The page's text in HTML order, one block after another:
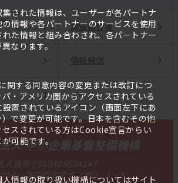
集された情報は、ユーザーが各パートナ
情報や各パートナーのサービスを使用
れた情報と組み合わされ、各パートナー
なります。
関する同意内容の変更または改訂につ
・アメリカ圏からアクセスされている
置されているアイコン（画面左下にあ
で変更が可能です。日本を含むその他
セスされている方はCookie宣言からい
可能です。
情報の取り扱い機構についてはサイト
調査報告書
人 中小企業基盤整備機構
人番号 2010405004147
東京都港区虎ノ門3－5－1